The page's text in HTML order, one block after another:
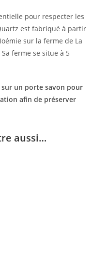
pour respecter les
est fabriqué à partir
sur la ferme de La
ferme se situe à 5
un porte savon pour
afin de préserver
aussi…